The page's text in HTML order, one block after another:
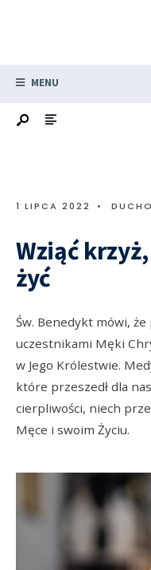
MENU
1 LIPCA 2022 •
Wziąć
żyć
Św. Benedykt mówi,
uczestnikami Męki
w Jego Królestwie.
które przeszedł dla
cierpliwości, niech
Męce i swoim Życiu.